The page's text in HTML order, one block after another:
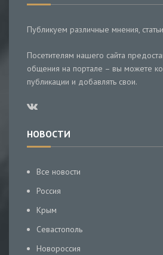
Публикуем различные мнения,
Посетителям нашего сайта
общения на портале – вы можете
публикации и добавлять свои.
НОВОСТИ
Все новости
Россия
Крым
Севастополь
Новороссия